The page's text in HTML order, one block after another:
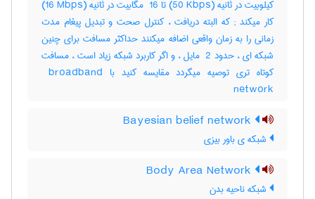
کیلوبیت در ثانیه (‎50 Kbps) تا ‎ 16 مگابیت در ثانیه (‎16 Mbps)
کار میکند‎ ; که البته دریافت ، کنترل صحت و تبدیل پیغام مدت
زمانی را به زمان واقعی اضافه میکنند حداکثر مسافت برای چنین
شبکه ای ، حدود ‎ 2 مایل ، و اگر کاربرد شبکه زیاد است ، مسافت
کوتاه تری توصیه میگردد مقایسه کنید با ‎ broadband
network
شبکه ی باور بیزی
شبکه ناحیه بدن